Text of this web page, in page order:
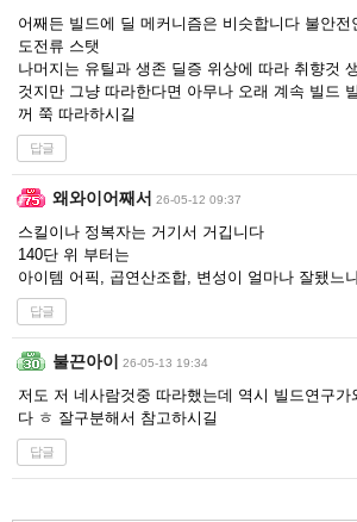
어째든 빌드에 딜 메커니즘은 비슷합니다 불안
도전류 스탯
나머지는 유틸과 생존 딜증 위상에 따라 취향것
것지만 그냥 따라한다면 아무나 오래 계속 빌드
꺼 쭉 따라하시길
답글
왜와이어째서 26-05-12 09:37
스킬이나 정복자는 거기서 거깁니다
140단 위 부터는
아이템 어픽, 곱연산조합, 변성이 얼마나 잘됐느
답글
불끈아이 26-05-13 19:34
저도 저 네사람것중 따라했는데 역시 빌드연구가
다 ㅎ 잘구분해서 참고하시길
답글